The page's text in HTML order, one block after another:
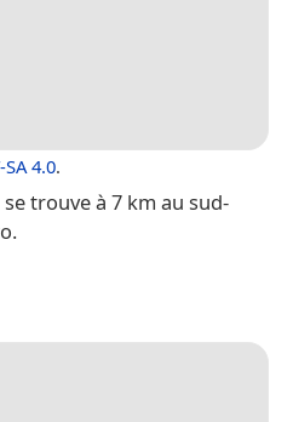
SA 4.0.
trouve à 7 km au sud-